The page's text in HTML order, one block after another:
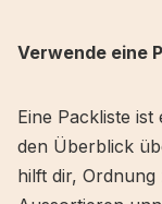
Verwende eine
Eine Packliste
den Überblick
hilft dir,